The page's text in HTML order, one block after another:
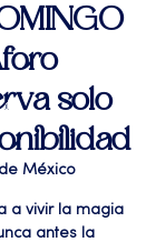
solo
México
a vivir la magia
antes la